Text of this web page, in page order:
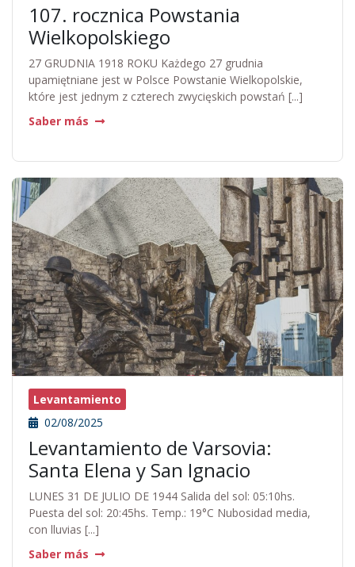
107. rocznica Powstania
Wielkopolskiego
27 GRUDNIA 1918 ROKU Każdego 27 grudnia
upamiętniane jest w Polsce Powstanie Wielkopolskie,
które jest jednym z czterech zwycięskich powstań [...]
Saber más
Levantamiento
02/08/2025
Levantamiento de Varsovia:
Santa Elena y San Ignacio
LUNES 31 DE JULIO DE 1944 Salida del sol: 05:10hs.
Puesta del sol: 20:45hs. Temp.: 19°C Nubosidad media,
con lluvias [...]
Saber más